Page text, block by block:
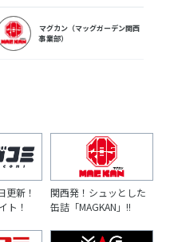
マグカン（マッグガーデン関西
事業部）
更新！
ト！
関西発！シュッとした
缶詰「MAGKAN」!!